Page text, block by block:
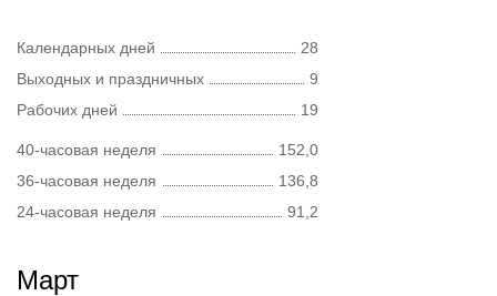
Календарных дней
28
Выходных и праздничных
9
Рабочих дней
19
40-часовая неделя
152,0
36-часовая неделя
136,8
24-часовая неделя
91,2
Март